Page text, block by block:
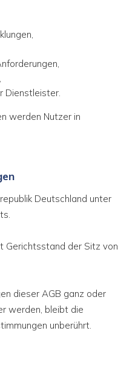
Dienstleister.
werden Nutzer in
Deutschland unter
Gerichtsstand der Sitz von
dieser AGB ganz oder
werden, bleibt die
unberührt.